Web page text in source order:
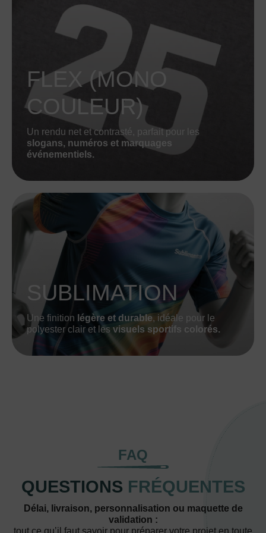
FLEX (MONO
COULEUR)
Un rendu net et contrasté, parfait pour les
slogans, numéros et marquages
événementiels.
SUBLIMATION
Une finition légère et durable, idéale pour le
polyester clair et les visuels sportifs colorés.
FAQ
QUESTIONS FRÉQUENTES
Délai, livraison, personnalisation ou maquette de
validation :
tout ce qu’il faut savoir pour préparer votre projet en toute